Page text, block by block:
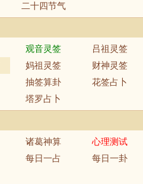
二十四节气
观音灵签
吕祖灵签
妈祖灵签
财神灵签
抽签算卦
花签占卜
塔罗占卜
诸葛神算
心理测试
每日一占
每日一卦